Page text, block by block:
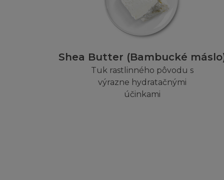
Shea Butter (Bambucké
Tuk rastlinného pôvodu s
výrazne hydratačnými
účinkami
(i) s vaším
(ii) vaším
(iii) nárokem,
veřejnosti
(bb) je urážlivý
(iv) jakýmkoliv
Stránky,
Ustanovení v
osobou, pokud